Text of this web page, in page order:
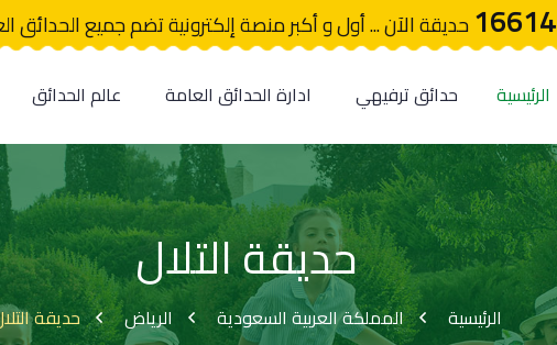
16614حديقة الآن ... أول و أكبر منصة إلكترونية تضم جميع الحدائق
الرئيسية حدائق ترفيهي ادارة الحدائق العامة عالم الحدائق
حديقة التلال
الرئيسية المملكة العربية السعودية الرياض حديقة